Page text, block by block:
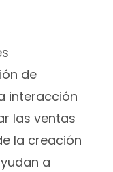
de
interacción
las ventas
la creación
a